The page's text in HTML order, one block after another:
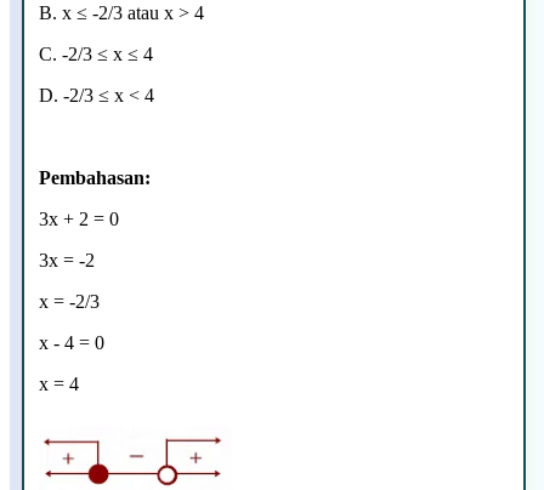
B. x ≤ -2/3 atau x > 4
C. -2/3 ≤ x ≤ 4
D. -2/3 ≤ x < 4
Pembahasan:
3x + 2 = 0
3x = -2
x = -2/3
x - 4 = 0
x = 4